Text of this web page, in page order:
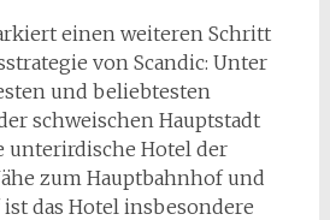
einen weiteren Schritt
von Scandic: Unter
und beliebtesten
schweischen Hauptstadt
unterirdische Hotel der
zum Hauptbahnhof und
das Hotel insbesondere